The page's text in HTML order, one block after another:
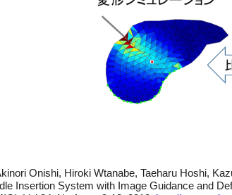
Onishi, Hiroki Wtanabe, Taeharu Hoshi,
Insertion System with Image Guidance and